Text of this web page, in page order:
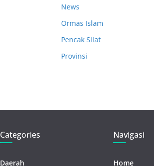
News
Ormas Islam
Pencak Silat
Provinsi
Categories
Daerah
Navigasi
Home